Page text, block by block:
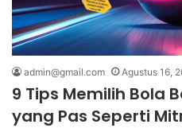
admin@gmail.com Agustus 16,
9 Tips Memilih Bola
yang Pas Seperti